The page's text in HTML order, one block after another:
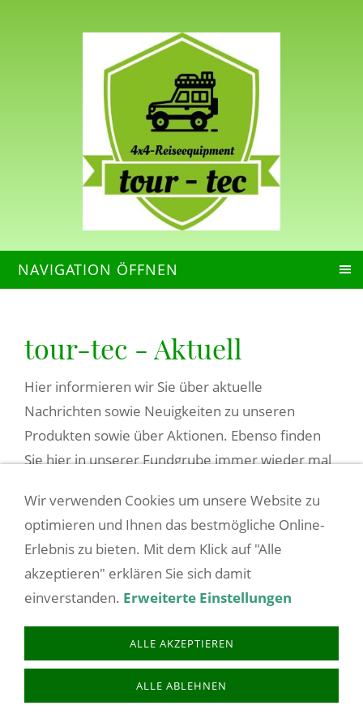
NAVIGATION ÖFFNEN
tour-tec - Aktuell
Hier informieren wir Sie über aktuelle
Nachrichten sowie Neuigkeiten zu unseren
Produkten sowie über Aktionen. Ebenso finden
Sie hier in unserer Fundgrube immer wieder mal
Sortiment.
COOKIES AGB/VERTRAGSINFOS
BARRIEREFREIHEIT
BATTERIEENTSORGUNG
BESTELLVORGANG
VERSANDKOSTEN
-- VERTRAG WIDERRUFEN --
WIDERRUFSRECHT
ZAHLUNGSARTEN
Wir verwenden Cookies um unsere Website zu
optimieren und Ihnen das bestmögliche Online-
Erlebnis zu bieten. Mit dem Klick auf "Alle
akzeptieren" erklären Sie sich damit
einverstanden. Erweiterte Einstellungen
ALLE AKZEPTIEREN
ALLE ABLEHNEN